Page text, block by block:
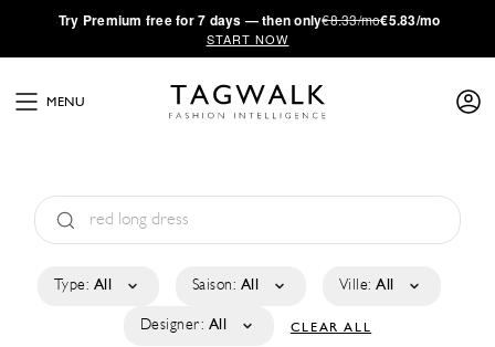
·Try Premium free for 7 days — then only€8.33/mo€5.83/mo
START NOW
MENU
Type: All Saison: All Ville: All
Designer: All CLEAR ALL